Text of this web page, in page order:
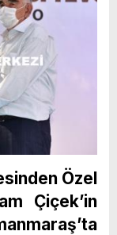
Özel
Çiçek’in